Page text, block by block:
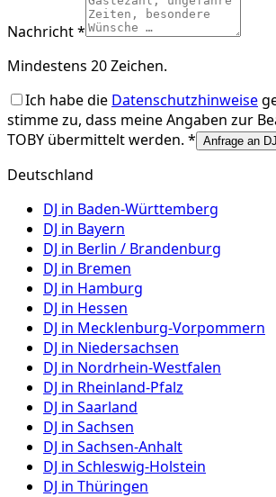
Nachricht *
Mindestens 20 Zeichen.
Ich habe die Datenschutzhinweise
stimme zu, dass meine Angaben zur
TOBY übermittelt werden. * Anfrage an
Deutschland
DJ in Baden-Württemberg
DJ in Bayern
DJ in Berlin / Brandenburg
DJ in Bremen
DJ in Hamburg
DJ in Hessen
DJ in Mecklenburg-Vorpommern
DJ in Niedersachsen
DJ in Nordrhein-Westfalen
DJ in Rheinland-Pfalz
DJ in Saarland
DJ in Sachsen
DJ in Sachsen-Anhalt
DJ in Schleswig-Holstein
DJ in Thüringen